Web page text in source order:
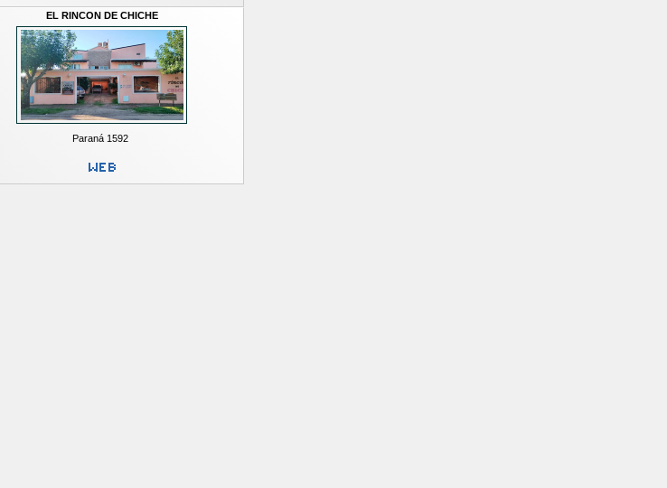
EL RINCON DE CHICHE
Paraná 1592